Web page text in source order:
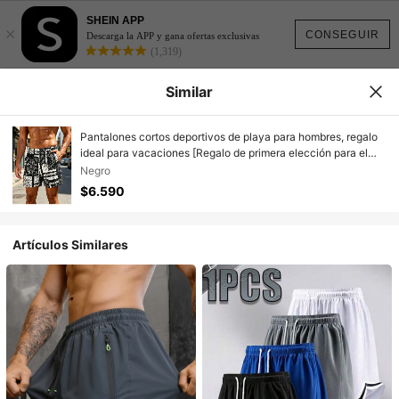
CONSEGUIR
×
SHEIN APP
Descarga la APP y gana ofertas exclusivas
(1,319)
Similar
Pantalones cortos deportivos de playa para hombres, regalo
ideal para vacaciones [Regalo de primera elección para el
Día del Padre] Deportes
Negro
$6.590
Artículos Similares